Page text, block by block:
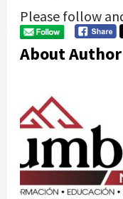
Please follow
About Author